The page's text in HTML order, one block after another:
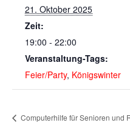
21. Oktober 2025
Zeit:
19:00 - 22:00
Veranstaltung-Tags:
Feier/Party, Königswinter
Computerhilfe für Senioren und